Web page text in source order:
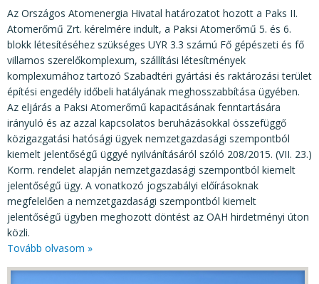
Az Országos Atomenergia Hivatal határozatot hozott a Paks II.
Atomerőmű Zrt. kérelmére indult, a Paksi Atomerőmű 5. és 6.
blokk létesítéséhez szükséges UYR 3.3 számú Fő gépészeti és fő
villamos szerelőkomplexum, szállítási létesítmények
komplexumához tartozó Szabadtéri gyártási és raktározási terület
építési engedély időbeli hatályának meghosszabbítása ügyében.
Az eljárás a Paksi Atomerőmű kapacitásának fenntartására
irányuló és az azzal kapcsolatos beruházásokkal összefüggő
közigazgatási hatósági ügyek nemzetgazdasági szempontból
kiemelt jelentőségű üggyé nyilvánításáról szóló 208/2015. (VII. 23.)
Korm. rendelet alapján nemzetgazdasági szempontból kiemelt
jelentőségű ügy. A vonatkozó jogszabályi előírásoknak
megfelelően a nemzetgazdasági szempontból kiemelt
jelentőségű ügyben meghozott döntést az OAH hirdetményi úton
közli.
Tovább olvasom »